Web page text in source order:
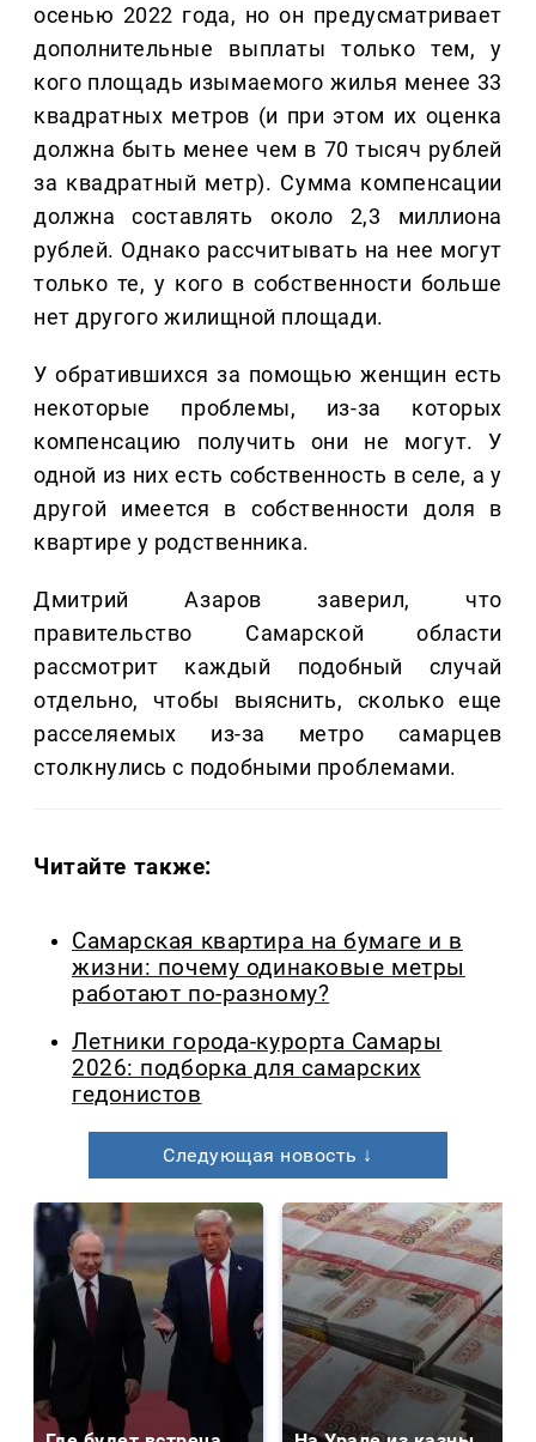
осенью 2022 года, но он предусматривает
дополнительные выплаты только тем, у
кого площадь изымаемого жилья менее 33
квадратных метров (и при этом их оценка
должна быть менее чем в 70 тысяч рублей
за квадратный метр). Сумма компенсации
должна составлять около 2,3 миллиона
рублей. Однако рассчитывать на нее могут
только те, у кого в собственности больше
нет другого жилищной площади.
У обратившихся за помощью женщин есть
некоторые проблемы, из-за которых
компенсацию получить они не могут. У
одной из них есть собственность в селе, а у
другой имеется в собственности доля в
квартире у родственника.
Дмитрий Азаров заверил, что
правительство Самарской области
рассмотрит каждый подобный случай
отдельно, чтобы выяснить, сколько еще
расселяемых из-за метро самарцев
столкнулись с подобными проблемами.
Читайте также:
Самарская квартира на бумаге и в
жизни: почему одинаковые метры
работают по-разному?
Летники города-курорта Самары
2026: подборка для самарских
гедонистов
Следующая новость ↓